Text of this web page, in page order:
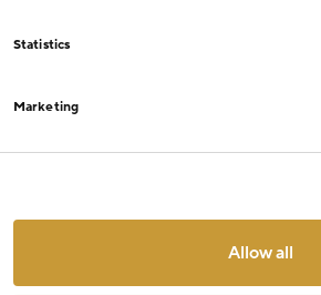
Statistics
Marketing
Allow all